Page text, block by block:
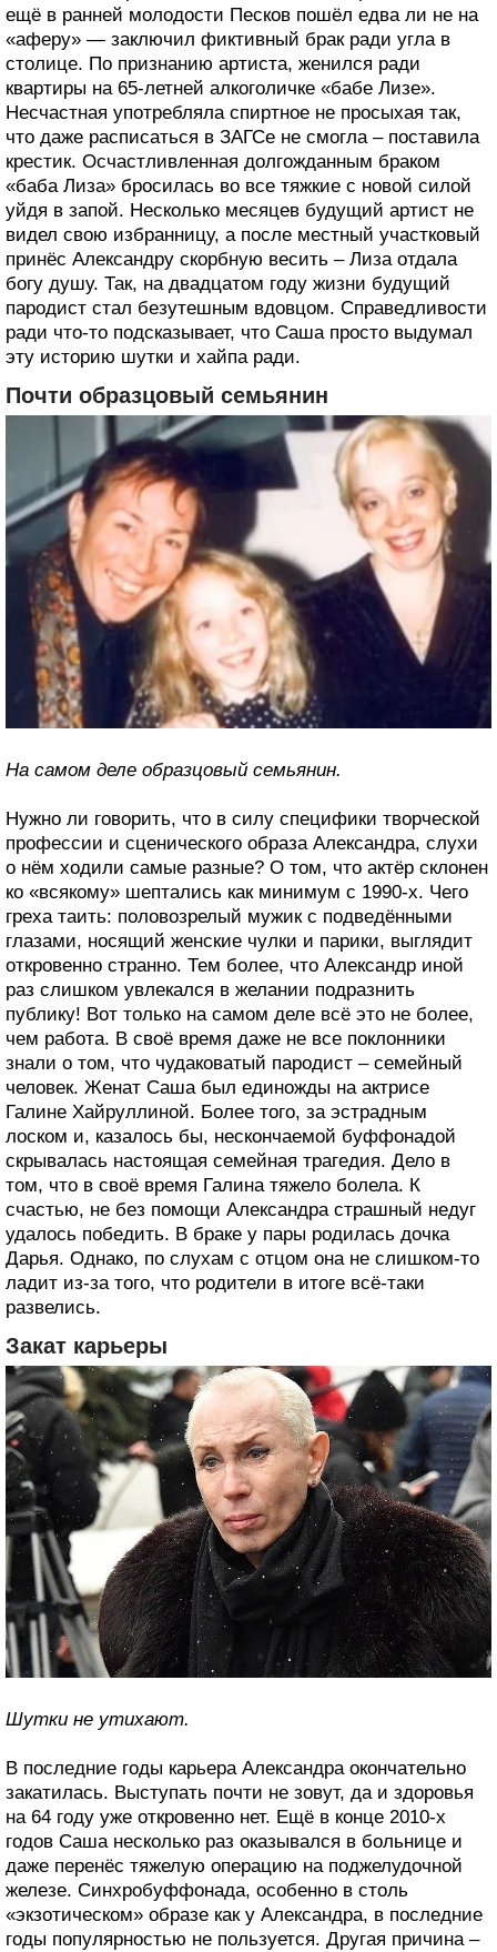
ещё в ранней молодости Песков пошёл едва ли не на
«аферу» — заключил фиктивный брак ради угла в
столице. По признанию артиста, женился ради
квартиры на 65-летней алкоголичке «бабе Лизе».
Несчастная употребляла спиртное не просыхая так,
что даже расписаться в ЗАГСе не смогла – поставила
крестик. Осчастливленная долгожданным браком
«баба Лиза» бросилась во все тяжкие с новой силой
уйдя в запой. Несколько месяцев будущий артист не
видел свою избранницу, а после местный участковый
принёс Александру скорбную весить – Лиза отдала
богу душу. Так, на двадцатом году жизни будущий
пародист стал безутешным вдовцом. Справедливости
ради что-то подсказывает, что Саша просто выдумал
эту историю шутки и хайпа ради.
Почти образцовый семьянин
На самом деле образцовый семьянин.
Нужно ли говорить, что в силу специфики творческой
профессии и сценического образа Александра, слухи
о нём ходили самые разные? О том, что актёр склонен
ко «всякому» шептались как минимум с 1990-х. Чего
греха таить: половозрелый мужик с подведёнными
глазами, носящий женские чулки и парики, выглядит
откровенно странно. Тем более, что Александр иной
раз слишком увлекался в желании подразнить
публику! Вот только на самом деле всё это не более,
чем работа. В своё время даже не все поклонники
знали о том, что чудаковатый пародист – семейный
человек. Женат Саша был единожды на актрисе
Галине Хайруллиной. Более того, за эстрадным
лоском и, казалось бы, нескончаемой буффонадой
скрывалась настоящая семейная трагедия. Дело в
том, что в своё время Галина тяжело болела. К
счастью, не без помощи Александра страшный недуг
удалось победить. В браке у пары родилась дочка
Дарья. Однако, по слухам с отцом она не слишком-то
ладит из-за того, что родители в итоге всё-таки
развелись.
Закат карьеры
Шутки не утихают.
В последние годы карьера Александра окончательно
закатилась. Выступать почти не зовут, да и здоровья
на 64 году уже откровенно нет. Ещё в конце 2010-х
годов Саша несколько раз оказывался в больнице и
даже перенёс тяжелую операцию на поджелудочной
железе. Синхробуффонада, особенно в столь
«экзотическом» образе как у Александра, в последние
годы популярностью не пользуется. Другая причина –